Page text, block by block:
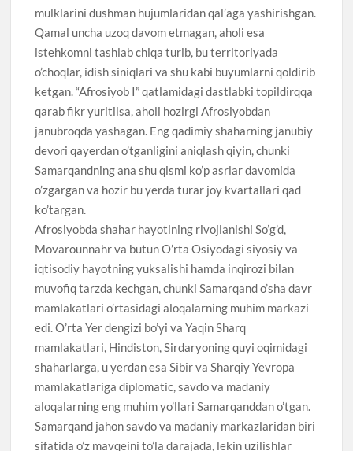
mulklarini dushman hujumlaridan qal’aga yashirishgan.
Qamal uncha uzoq davom etmagan, aholi esa
istehkomni tashlab chiqa turib, bu territoriyada
o’choqlar, idish siniqlari va shu kabi buyumlarni qoldirib
ketgan. “Afrosiyob I” qatlamidagi dastlabki topildirqqa
qarab fikr yuritilsa, aholi hozirgi Afrosiyobdan
janubroqda yashagan. Eng qadimiy shaharning janubiy
devori qayerdan o’tganligini aniqlash qiyin, chunki
Samarqandning ana shu qismi ko’p asrlar davomida
o’zgargan va hozir bu yerda turar joy kvartallari qad
ko’targan.
Afrosiyobda shahar hayotining rivojlanishi So’g’d,
Movarounnahr va butun O’rta Osiyodagi siyosiy va
iqtisodiy hayotning yuksalishi hamda inqirozi bilan
muvofiq tarzda kechgan, chunki Samarqand o’sha davr
mamlakatlari o’rtasidagi aloqalarning muhim markazi
edi. O’rta Yer dengizi bo’yi va Yaqin Sharq
mamlakatlari, Hindiston, Sirdaryoning quyi oqimidagi
shaharlarga, u yerdan esa Sibir va Sharqiy Yevropa
mamlakatlariga diplomatic, savdo va madaniy
aloqalarning eng muhim yo’llari Samarqanddan o’tgan.
Samarqand jahon savdo va madaniy markazlaridan biri
sifatida o’z mavqeini to’la darajada, lekin uzilishlar